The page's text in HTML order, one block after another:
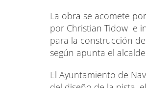
La obra se acomete
por Christian Tidow e
para la construcción
según apunta el
El Ayuntamiento de